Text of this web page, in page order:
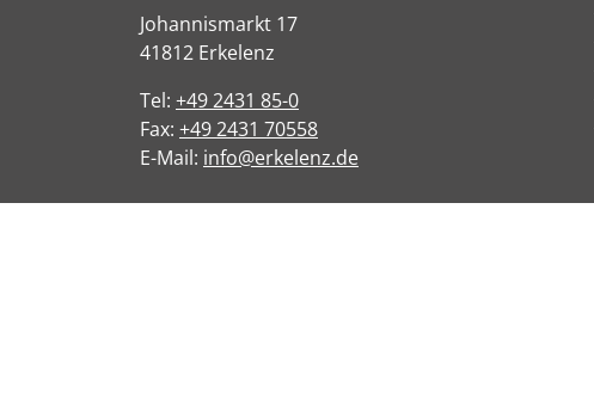
Johannismarkt 17
41812 Erkelenz
Tel: +49 2431 85-0
Fax: +49 2431 70558
E-Mail: info@erkelenz.de